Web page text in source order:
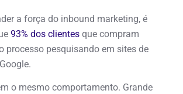
a força do inbound marketing, é
93% dos clientes que compram
processo pesquisando em sites de
o mesmo comportamento. Grande